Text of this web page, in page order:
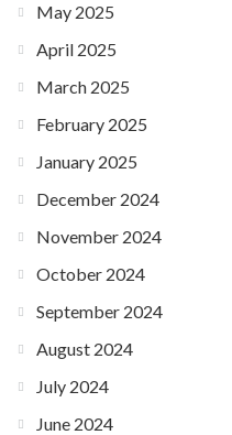
May 2025
April 2025
March 2025
February 2025
January 2025
December 2024
November 2024
October 2024
September 2024
August 2024
July 2024
June 2024